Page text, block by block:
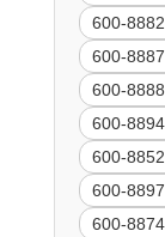
600-
600-
600-
600-
600-
600-
600-